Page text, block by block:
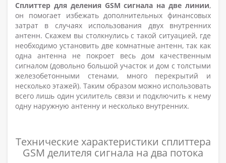
Сплиттер для деления GSM сигнала на две линии,
он помогает избежать дополнительных финансовых
затрат в случаях использования двух внутренних
антенн. Скажем вы столкнулись с такой ситуацией, где
необходимо установить две комнатные антенн, так как
одна антенна не покроет весь дом качественным
сигналом (довольно большой участок и дом с толстыми
железобетонными стенами, много перекрытий и
несколько этажей). Таким образом можно использовать
всего лишь один усилитель связи и подключить к нему
одну наружную антенну и несколько внутренних.
Технические характеристики сплиттера
GSM делителя сигнала на два потока